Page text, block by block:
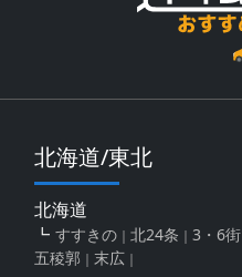
北海道/東北
北海道
すすきの 北24条 3・6街
五稜郭
末広